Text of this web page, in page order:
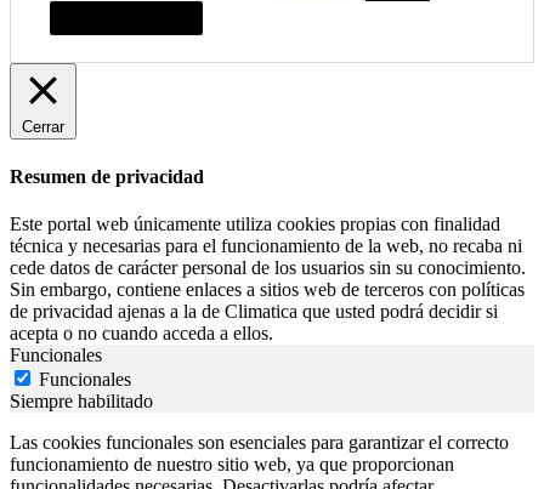
Cerrar
Resumen de privacidad
Este portal web únicamente utiliza cookies propias con finalidad
técnica y necesarias para el funcionamiento de la web, no recaba ni
cede datos de carácter personal de los usuarios sin su conocimiento.
Sin embargo, contiene enlaces a sitios web de terceros con políticas
de privacidad ajenas a la de Climatica que usted podrá decidir si
acepta o no cuando acceda a ellos.
Funcionales
Funcionales
Siempre habilitado
Las cookies funcionales son esenciales para garantizar el correcto
funcionamiento de nuestro sitio web, ya que proporcionan